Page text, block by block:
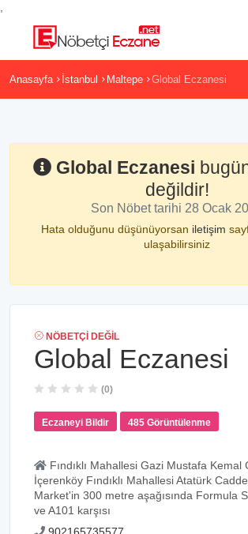
Anasayfa İstanbul Maltepe Global Eczanesi
Global Eczanesi
değildir!
Son Nöbet tarihi 28 Ocak
Hata olduğunu düşünüyorsan iletişim
ulaşabilirsiniz
NÖBETÇI DEĞIL
Global Eczanesi
(0)
Eczaneyi Bildir 485 Görüntülenme
Fındıklı Mahallesi Gazi Mustafa Kemal
İçerenköy Fındıklı Mahallesi Atatürk
Market'in 300 metre aşağısında Formula
ve A101 karşısı